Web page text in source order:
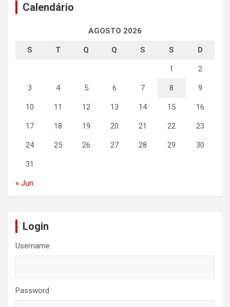
Calendário
AGOSTO 2026
S T Q Q S S D
1 2
3 4 5 6 7 8 9
10 11 12 13 14 15 16
17 18 19 20 21 22 23
24 25 26 27 28 29 30
31
« Jun
Login
Username
Password